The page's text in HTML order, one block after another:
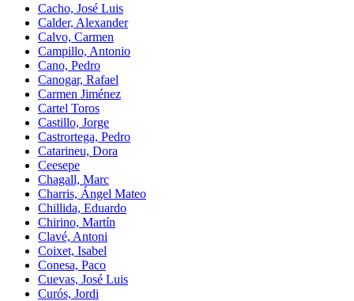
Cacho, José Luis
Calder, Alexander
Calvo, Carmen
Campillo, Antonio
Cano, Pedro
Canogar, Rafael
Carmen Jiménez
Cartel Toros
Castillo, Jorge
Castrortega, Pedro
Catarineu, Dora
Ceesepe
Chagall, Marc
Charris, Ángel Mateo
Chillida, Eduardo
Chirino, Martín
Clavé, Antoni
Coixet, Isabel
Conesa, Paco
Cuevas, José Luis
Curós, Jordi